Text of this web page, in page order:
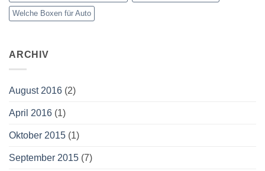
Welche Boxen für Auto
ARCHIV
August 2016 (2)
April 2016 (1)
Oktober 2015 (1)
September 2015 (7)